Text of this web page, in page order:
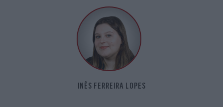
INÊS FERREIRA LOPES